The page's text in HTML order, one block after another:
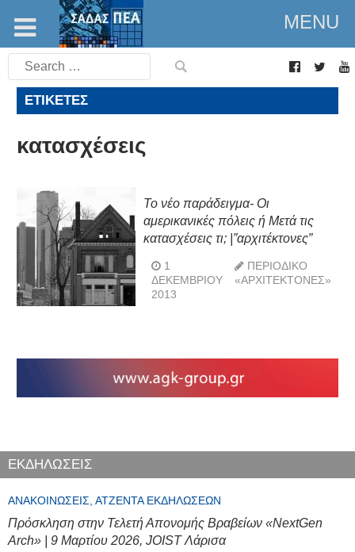
MENU
Search
for:
ΕΤΙΚΈΤΕΣ
κατασχέσεις
Το νέο παράδειγμα- Οι
αμερικανικές πόλεις ή Μετά τις
κατασχέσεις τι; |”αρχιτέκτονες”
1
ΔΕΚΕΜΒΡΊΟΥ
2013
ΠΕΡΙΟΔΙΚΌ
«ΑΡΧΙΤΈΚΤΟΝΕΣ»
ΕΚΔΗΛΩΣΕΙΣ
ΑΝΑΚΟΙΝΏΣΕΙΣ, ΑΤΖΈΝΤΑ ΕΚΔΗΛΏΣΕΩΝ
Πρόσκληση στην Τελετή Απονομής Βραβείων «NextGen
Arch» | 9 Μαρτίου 2026, JOIST Λάρισα